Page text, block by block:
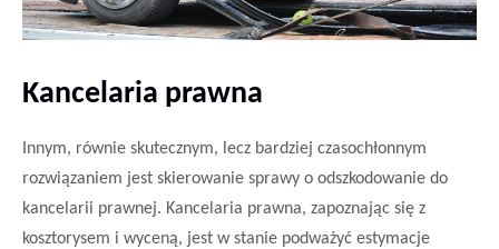
Kancelaria prawna
Innym, równie skutecznym, lecz bardziej czasochłonnym
rozwiązaniem jest skierowanie sprawy o odszkodowanie do
kancelarii prawnej. Kancelaria prawna, zapoznając się z
kosztorysem i wyceną, jest w stanie podważyć estymacje